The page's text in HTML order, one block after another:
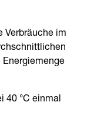
Verbräuche im
40 °C einmal